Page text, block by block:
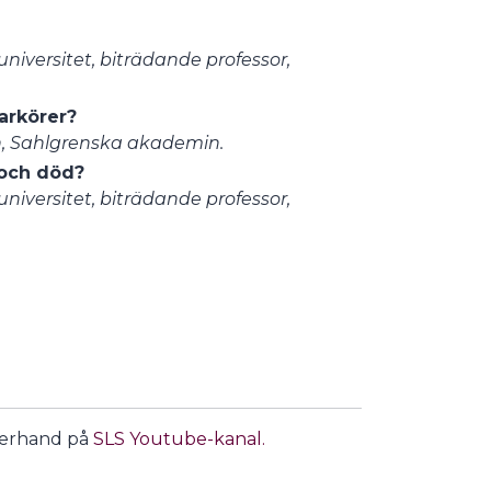
biträdande professor,
Sahlgrenska akademin.
död?
biträdande professor,
på SLS Youtube-kanal.